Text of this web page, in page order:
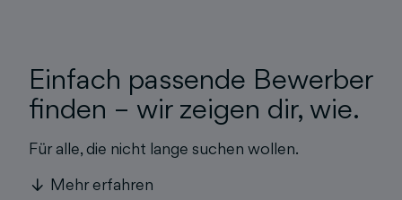
Einfach passende Bewerber
finden – wir zeigen dir, wie.
Für alle, die nicht lange suchen wollen.
Mehr erfahren